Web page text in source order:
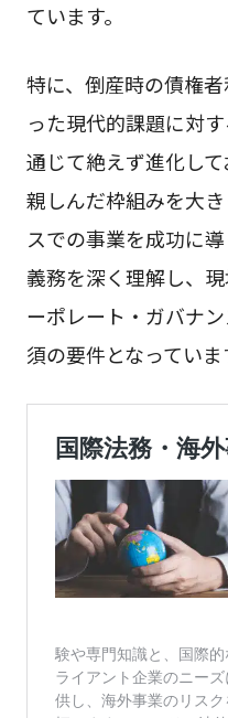
ています。
特に、倒産時の債権
った現代的課題に対
通じて絶えず進化し
親しんだ枠組みを大
スでの事業を成功に
義務を深く理解し、
ーポレート・ガバナ
須の要件となっていま